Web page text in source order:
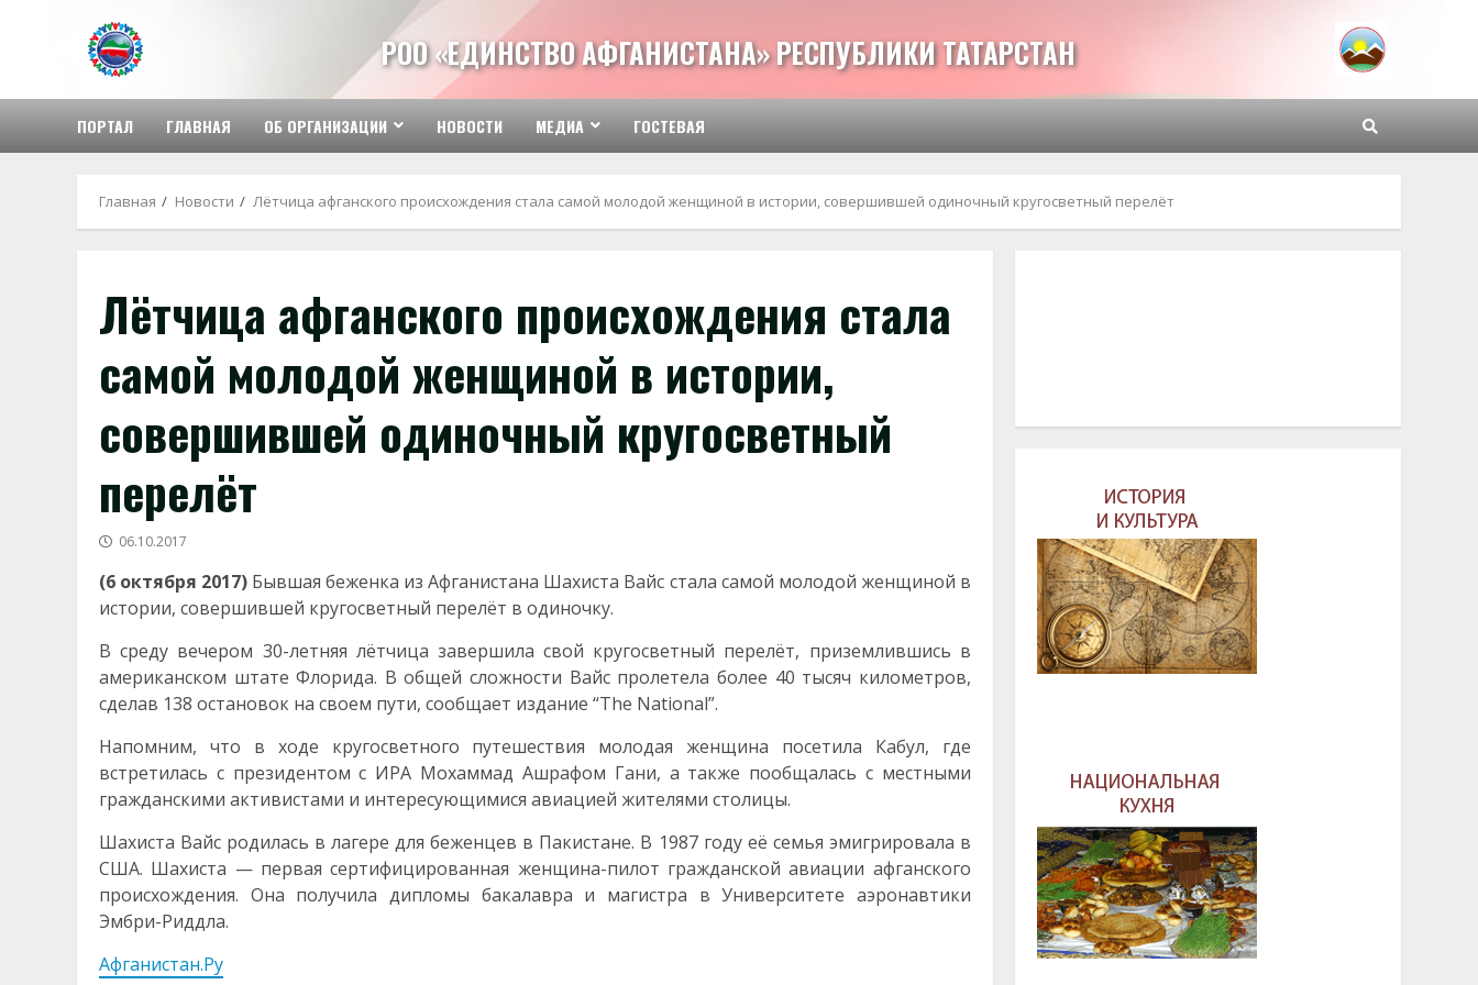
содержимому
РОО «ЕДИНСТВО АФГАНИСТАНА» РЕСПУБЛИКИ ТАТАРСТАН
ПОРТАЛ ГЛАВНАЯ ОБ ОРГАНИЗАЦИИ НОВОСТИ МЕДИА ГОСТЕВАЯ
Главная Новости Лётчица афганского происхождения стала самой молодой женщиной в истории, совершившей одиночный кругосветный перелёт
Лётчица афганского происхождения стала
самой молодой женщиной в истории,
совершившей одиночный кругосветный
перелёт
06.10.2017
(6 октября 2017) Бывшая беженка из Афганистана Шахиста Вайс стала самой молодой женщиной в
истории, совершившей кругосветный перелёт в одиночку.
В среду вечером 30-летняя лётчица завершила свой кругосветный перелёт, приземлившись в
американском штате Флорида. В общей сложности Вайс пролетела более 40 тысяч километров,
сделав 138 остановок на своем пути, сообщает издание “The National”.
Напомним, что в ходе кругосветного путешествия молодая женщина посетила Кабул, где
встретилась с президентом с ИРА Мохаммад Ашрафом Гани, а также пообщалась с местными
гражданскими активистами и интересующимися авиацией жителями столицы.
Шахиста Вайс родилась в лагере для беженцев в Пакистане. В 1987 году её семья эмигрировала в
США. Шахиста — первая сертифицированная женщина-пилот гражданской авиации афганского
происхождения. Она получила дипломы бакалавра и магистра в Университете аэронавтики
Эмбри-Риддла.
Афганистан.Ру